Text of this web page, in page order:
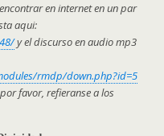
en internet en un par
aqui:
y el discurso en audio mp3
rmdp/down.php?id=5
favor, refieranse a los